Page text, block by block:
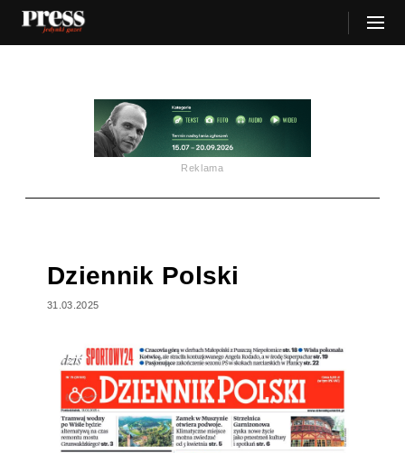
Reklama
Dziennik Polski
31.03.2025